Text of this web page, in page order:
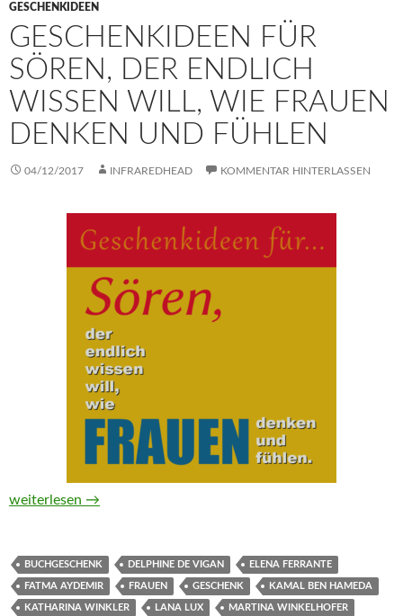
GESCHENKIDEEN
GESCHENKIDEEN FÜR
SÖREN, DER ENDLICH
WISSEN WILL, WIE FRAUEN
DENKEN UND FÜHLEN
04/12/2017 INFRAREDHEAD KOMMENTAR HINTERLASSEN
Geschenkideen für Sören, der endlich wissen will, wie Frauen
weiterlesen →
BUCHGESCHENK DELPHINE DE VIGAN ELENA FERRANTE
FATMA AYDEMIR FRAUEN GESCHENK KAMAL BEN HAMEDA
KATHARINA WINKLER LANA LUX MARTINA WINKELHOFER